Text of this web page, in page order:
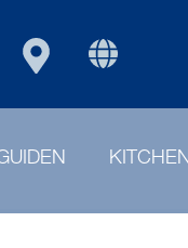
SWE
GROUP
KITCHEN